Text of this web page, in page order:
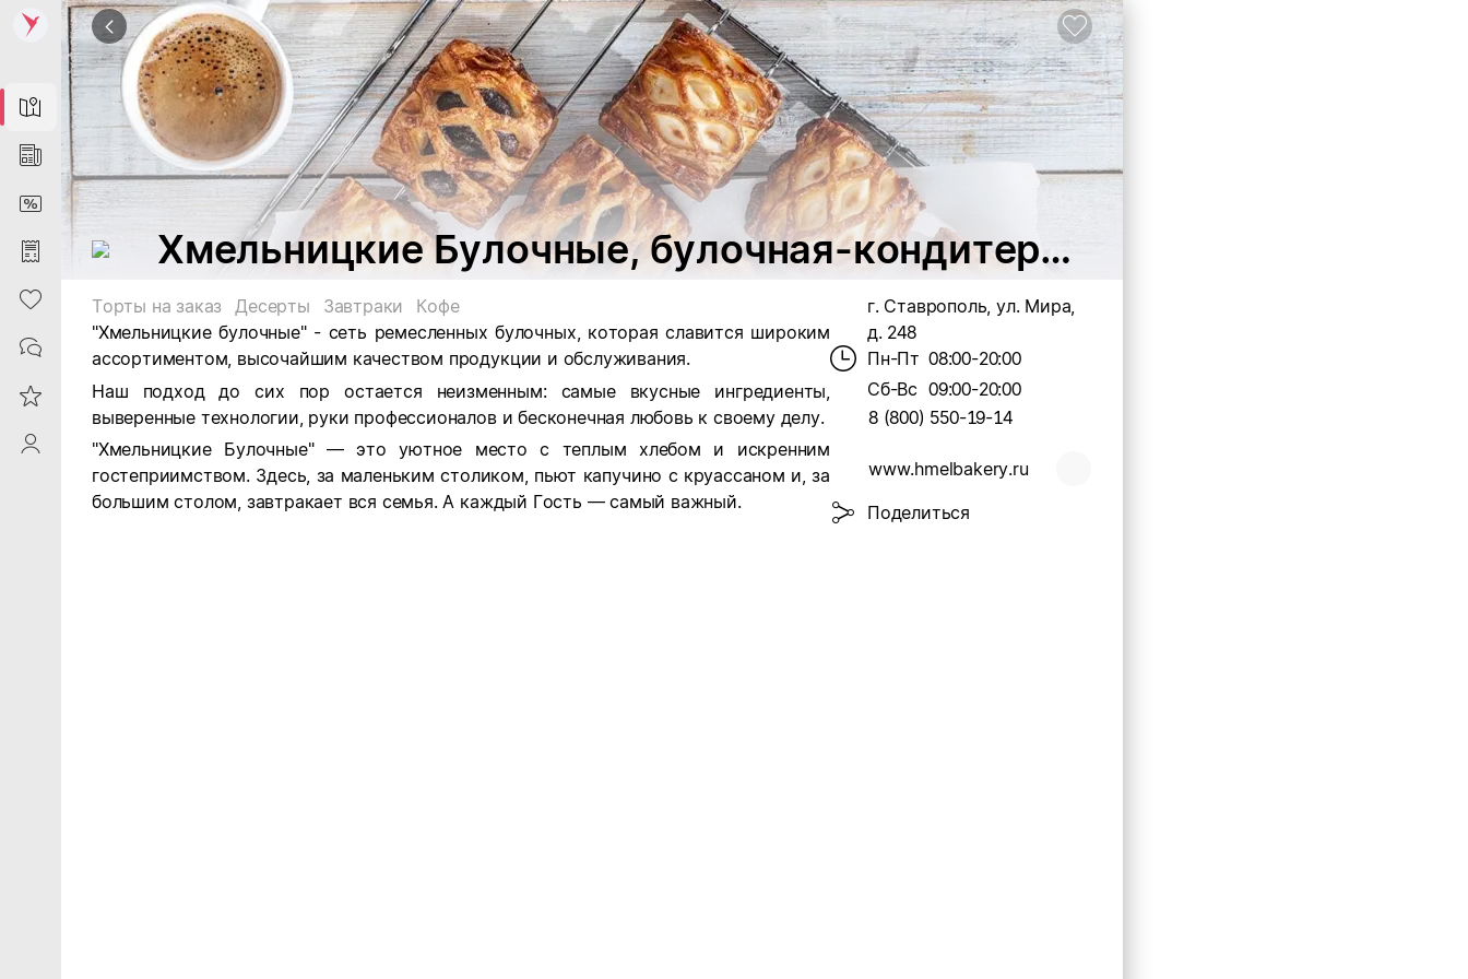
Map
News
DiscountCard
Purchases
Heart
Contacts
Reviews
ProfileSaby
Хмельницкие Булочные, булочная-кондитерская
Торты на заказ Десерты Завтраки
Кофе
"Хмельницкие булочные" - сеть ремесленных булочных, которая славится широким
ассортиментом, высочайшим качеством продукции и обслуживания.
Наш подход до сих пор остается неизменным: самые вкусные ингредиенты,
выверенные технологии, руки профессионалов и бесконечная любовь к своему делу.
"Хмельницкие Булочные" — это уютное место с теплым хлебом и искренним
гостеприимством. Здесь, за маленьким столиком, пьют капучино с круассаном и, за
большим столом, завтракает вся семья. А каждый Гость — самый важный.
г. Ставрополь, ул. Мира,
д. 248
Пн-Пт 08:00-20:00
Сб-Вс 09:00-20:00
8 (800) 550-19-14
www.hmelbakery.ru
Поделиться